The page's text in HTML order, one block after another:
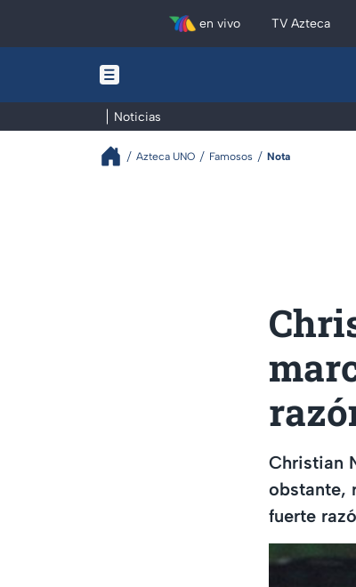
en vivo TV Azteca
Noticias
Azteca UNO Famosos Nota
Christian
obstante,
fuerte